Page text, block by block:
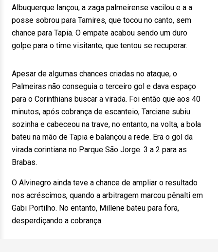
Albuquerque lançou, a zaga palmeirense vacilou e a a
posse sobrou para Tamires, que tocou no canto, sem
chance para Tapia. O empate acabou sendo um duro
golpe para o time visitante, que tentou se recuperar.
Apesar de algumas chances criadas no ataque, o
Palmeiras não conseguia o terceiro gol e dava espaço
para o Corinthians buscar a virada. Foi então que aos 40
minutos, após cobrança de escanteio, Tarciane subiu
sozinha e cabeceou na trave, no entanto, na volta, a bola
bateu na mão de Tapia e balançou a rede. Era o gol da
virada corintiana no Parque São Jorge. 3 a 2 para as
Brabas.
O Alvinegro ainda teve a chance de ampliar o resultado
nos acréscimos, quando a arbitragem marcou pênalti em
Gabi Portilho. No entanto, Millene bateu para fora,
desperdiçando a cobrança.